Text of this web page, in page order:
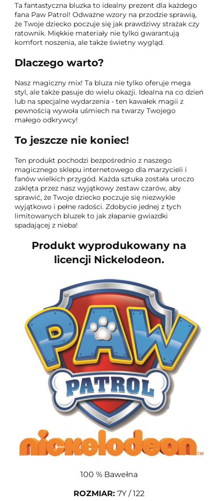
Ta fantastyczna bluzka to idealny prezent dla każdego
fana Paw Patrol! Odważne wzory na przodzie sprawią,
że Twoje dziecko poczuje się jak prawdziwy strażak czy
ratownik. Miękkie materiały nie tylko gwarantują
komfort noszenia, ale także świetny wygląd.
Dlaczego warto?
Nasz magiczny mix! Ta bluza nie tylko oferuje mega
styl, ale także pasuje do wielu okazji. Idealna na co dzień
lub na specjalne wydarzenia - ten kawałek magii z
pewnością wywoła uśmiech na twarzy Twojego
małego odkrywcy!
To jeszcze nie koniec!
Ten produkt pochodzi bezpośrednio z naszego
magicznego sklepu internetowego dla marzycieli i
fanów wielkich przygód. Każda sztuka została uroczo
zaklęta przez nasz wyjątkowy zestaw czarów, aby
sprawić, że Twoje dziecko poczuje się niezwykle
wyjątkowo i pełne radości. Zdobycie jednej z tych
limitowanych bluzek to jak złapanie gwiazdki
spadającej z nieba!
Produkt wyprodukowany na
licencji Nickelodeon.
100 % Bawełna
ROZMIAR: 7Y / 122